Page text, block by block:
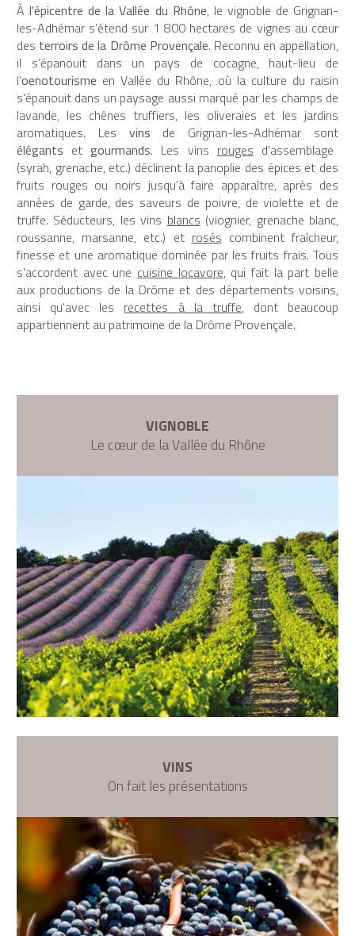
Àl'épicentre de la Vallée du Rhône, le vignoble de Grignan-
les-Adhémar s’étend sur 1 800 hectares de vignes au cœur
des terroirs de la Drôme Provençale. Reconnu en appellation,
il s’épanouit dans un pays de cocagne, haut-lieu de
l'oenotourisme en Vallée du Rhône, où la culture du raisin
s'épanouit dans un paysage aussi marqué par les champs de
lavande, les chênes truffiers, les oliveraies et les jardins
aromatiques. Les vins de Grignan-les-Adhémar sont
élégants etgourmands. Les vins rouges d'assemblage
(syrah, grenache, etc.) déclinent la panoplie des épices et des
fruits rouges ou noirs jusqu’à faire apparaître, après des
années de garde, des saveurs de poivre, de violette et de
truffe. Séducteurs, les vins blancs (viognier, grenache blanc,
roussanne, marsanne, etc.) et rosés combinent fraîcheur,
finesse et une aromatique dominée par les fruits frais. Tous
s'accordent avec une cuisine locavore, qui fait la part belle
aux productions de la Drôme et des départements voisins,
ainsi qu'avec les recettes à la truffe, dont beaucoup
appartiennent au patrimoine de la Drôme Provençale.
VIGNOBLE
Le cœur de la Vallée du Rhône
VINS
On fait les présentations